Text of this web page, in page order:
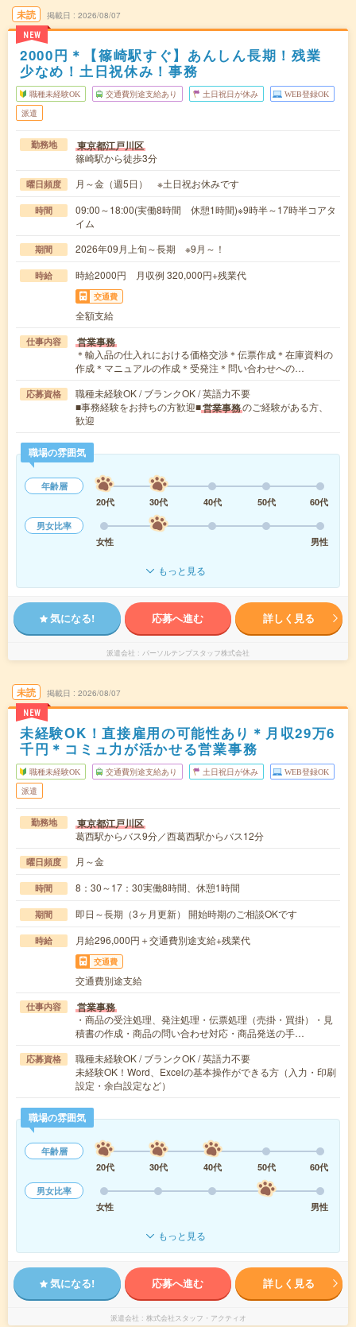
未読
NEW
掲載日 2026/08/07
2000円＊【篠崎駅すぐ】あんしん長期！残業
少なめ！土日祝休み！事務
職種未経験OK 交通費別途支給あり 土日祝日が休み WEB登録OK
派遣
勤務地 東京都江戸川区
篠崎駅から徒歩3分
曜日頻度 月～金（週5日） ※土日祝お休みです
時間
09:00～18:00(実働8時間 休憩1時間)※9時半～17時半コアタ
イム
期間 2026年09月上旬～長期 ※9月～！
時給 時給2000円 月収例 320,000円+残業代
交通費
全額支給
仕事内容 営業事務
＊輸入品の仕入れにおける価格交渉＊伝票作成＊在庫資料の
作成＊マニュアルの作成＊受発注＊問い合わせへの…
応募資格
職種未経験OK / ブランクOK / 英語力不要
■事務経験をお持ちの方歓迎■営業事務のご経験がある方、
歓迎
職場の雰囲気
年齢層
20代
30代 40代 50代
60代
男女比率
女性
男性
もっと見る
気になる! 応募へ進む 詳しく見る
派遣会社 パーソルテンプスタッフ株式会社
未読
NEW
掲載日 2026/08/07
未経験OK！直接雇用の可能性あり＊月収29万6
千円＊コミュ力が活かせる営業事務
職種未経験OK 交通費別途支給あり 土日祝日が休み WEB登録OK
派遣
勤務地 東京都江戸川区
葛西駅からバス9分／西葛西駅からバス12分
曜日頻度 月～金
時間 8：30～17：30実働8時間、休憩1時間
期間 即日～長期（3ヶ月更新） 開始時期のご相談OKです
時給 月給296,000円＋交通費別途支給+残業代
交通費
交通費別途支給
仕事内容 営業事務
・商品の受注処理、発注処理・伝票処理（売掛・買掛）・見
積書の作成・商品の問い合わせ対応・商品発送の手…
応募資格
職種未経験OK / ブランクOK / 英語力不要
未経験OK！Word、Excelの基本操作ができる方（入力・印刷
設定・余白設定など）
職場の雰囲気
年齢層
20代
30代 40代 50代
60代
男女比率
女性
男性
もっと見る
気になる! 応募へ進む 詳しく見る
派遣会社 株式会社スタッフ・アクティオ